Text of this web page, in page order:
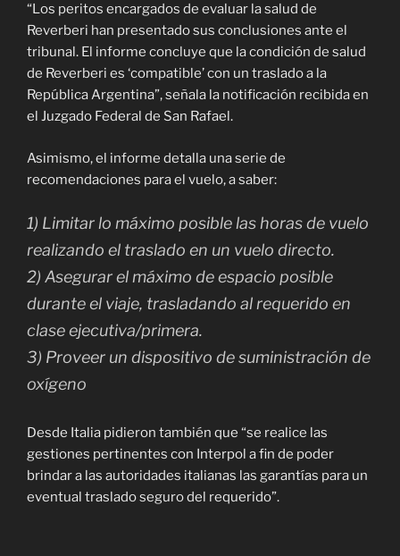
“Los peritos encargados de evaluar la salud de
Reverberi han presentado sus conclusiones ante el
tribunal. El informe concluye que la condición de salud
de Reverberi es ‘compatible’ con un traslado a la
República Argentina”, señala la notificación recibida en
el Juzgado Federal de San Rafael.
Asimismo, el informe detalla una serie de
recomendaciones para el vuelo, a saber:
1) Limitar lo máximo posible las horas de vuelo
realizando el traslado en un vuelo directo.
2) Asegurar el máximo de espacio posible
durante el viaje, trasladando al requerido en
clase ejecutiva/primera.
3) Proveer un dispositivo de suministración de
oxígeno
Desde Italia pidieron también que “se realice las
gestiones pertinentes con Interpol a fin de poder
brindar a las autoridades italianas las garantías para un
eventual traslado seguro del requerido”.